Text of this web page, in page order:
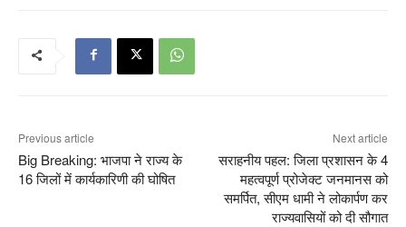
Previous article
Big Breaking: भाजपा ने राज्य के
16 जिलों में कार्यकारिणी की घोषित
Next article
सराहनीय पहल: जिला प्रशासन के 4
महत्वपूर्ण प्रोजेक्ट जनमानस को
समर्पित, सीएम धामी ने लोकार्पण कर
राज्यवासियों को दी सौगात